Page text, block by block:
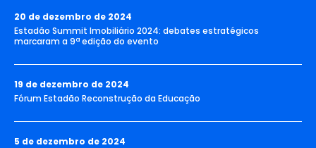
20 de dezembro de 2024
Estadão Summit Imobiliário 2024: debates estratégicos
marcaram a 9ª edição do evento
19 de dezembro de 2024
Fórum Estadão Reconstrução da Educação
5 de dezembro de 2024